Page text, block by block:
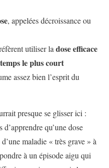
, appelées décroissance ou
utiliser la dose efficace
temps le plus court
assez bien l’esprit du
presque se glisser ici :
qu’une dose
maladie « très grave » à
à un épisode aigu qui